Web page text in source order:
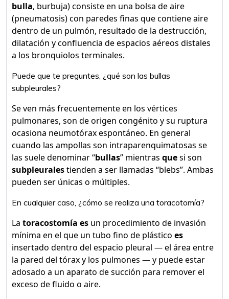
bulla, burbuja) consiste en una bolsa de aire
(pneumatosis) con paredes finas que contiene aire
dentro de un pulmón, resultado de la destrucción,
dilatación y confluencia de espacios aéreos distales
a los bronquiolos terminales.
Puede que te preguntes, ¿qué son las bullas
subpleurales?
Se ven más frecuentemente en los vértices
pulmonares, son de origen congénito y su ruptura
ocasiona neumotórax espontáneo. En general
cuando las ampollas son intraparenquimatosas se
las suele denominar “bullas” mientras quesi son
subpleuralestienden a ser llamadas “blebs”. Ambas
pueden ser únicas o múltiples.
En cualquier caso, ¿cómo se realiza una toracotomía?
La toracostomía es un procedimiento de invasión
mínima en el que un tubo fino de plástico es
insertado dentro del espacio pleural — el área entre
la pared del tórax y los pulmones — y puede estar
adosado a un aparato de succión para remover el
exceso de fluido o aire.